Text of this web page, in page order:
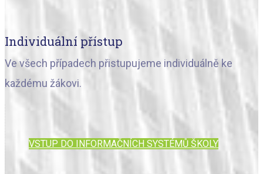
Individuální přístup
Ve všech případech přistupujeme individuálně ke
každému žákovi.
VSTUP DO INFORMAČNÍCH SYSTÉMŮ ŠKOLY